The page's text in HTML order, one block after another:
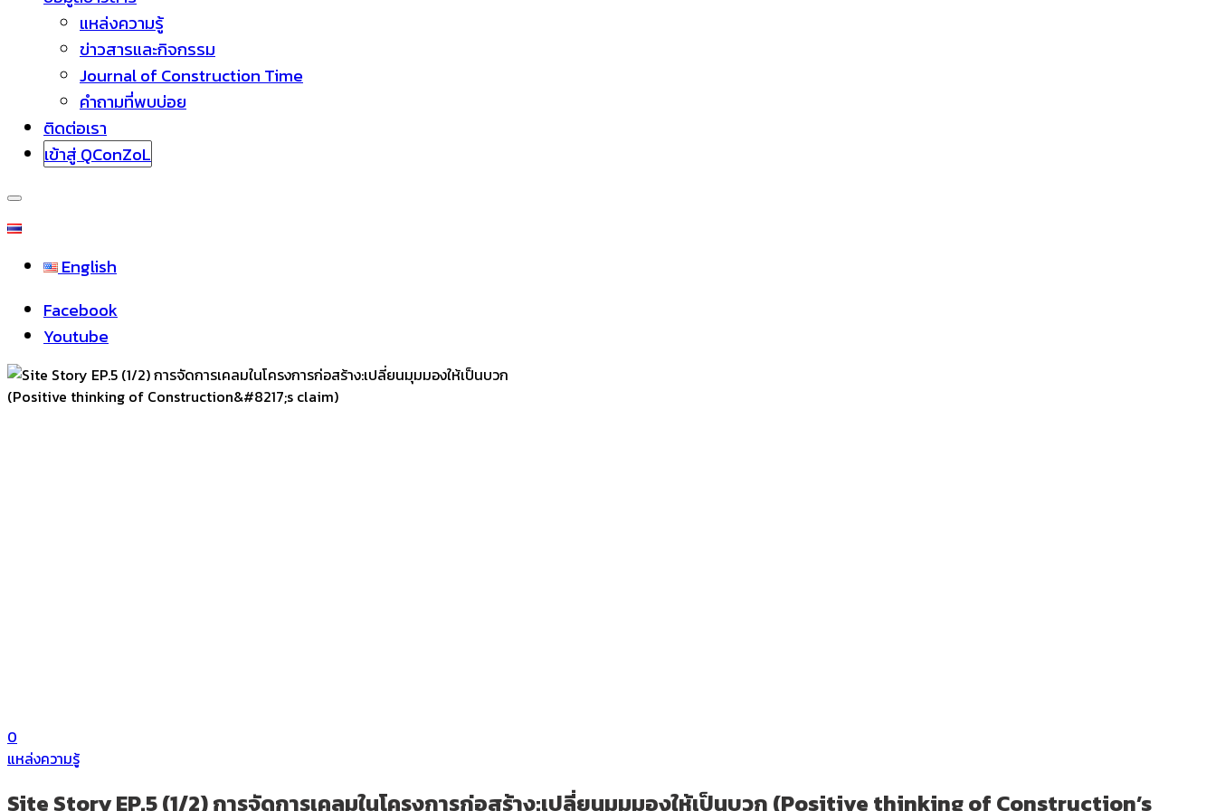
แหล่งความรู้
ข่าวสารและกิจกรรม
Journal of Construction Time
คำถามที่พบบ่อย
ติดต่อเรา
เข้าสู่ QConZoL
English
Facebook
Youtube
0
แหล่งความรู้
Site Story EP.5 (1/2) การจัดการเคลมในโครงการก่อสร้าง:เปลี่ยนมุมมองให้เป็นบวก (Positive thinking of Construction’s